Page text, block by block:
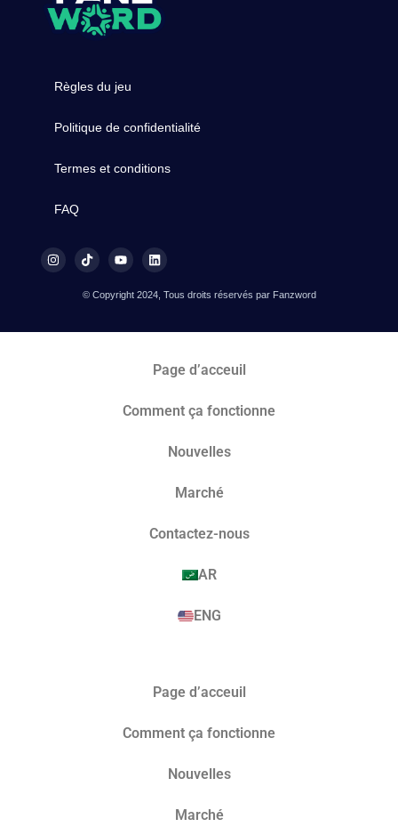
Règles du jeu
Politique de confidentialité
Termes et conditions
FAQ
© Copyright 2024, Tous droits réservés par Fanzword
Page d’acceuil
Comment ça fonctionne
Nouvelles
Marché​
Contactez-nous
AR
ENG
Page d’acceuil
Comment ça fonctionne
Nouvelles
Marché​